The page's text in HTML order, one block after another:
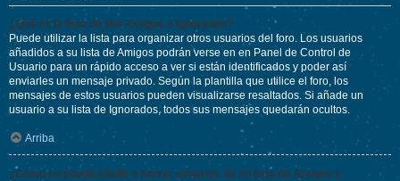
¿Qué es la lista de Mis Amigos e Ignorados?
Puede utilizar la lista para organizar otros usuarios del foro. Los usuarios
añadidos a su lista de Amigos podrán verse en en Panel de Control de
Usuario para un rápido acceso a ver si están identificados y poder así
enviarles un mensaje privado. Según la plantilla que utilice el foro, los
mensajes de estos usuarios pueden visualizarse resaltados. Si añade un
usuario a su lista de Ignorados, todos sus mensajes quedarán ocultos.
Arriba
¿Cómo se puede añadir o borrar usuarios de mi lista de Amigos e